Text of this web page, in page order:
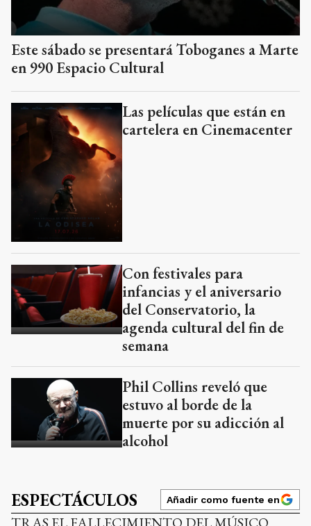
Este sábado se presentará Toboganes a Marte
en 990 Espacio Cultural
Las películas que están en
cartelera en Cinemacenter
Con festivales para
infancias y el aniversario
del Conservatorio, la
agenda cultural del fin de
semana
Phil Collins reveló que
estuvo al borde de la
muerte por su adicción al
alcohol
ESPECTÁCULOS Añadir como fuente en
TRAS EL FALLECIMIENTO DEL MÚSICO